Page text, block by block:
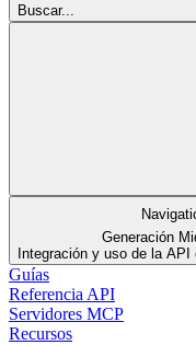
Buscar...
Generación
Integración y uso de la
Guías
Referencia API
Servidores MCP
Recursos